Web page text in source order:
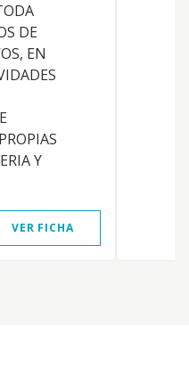
DE
EN
Y
VER FICHA